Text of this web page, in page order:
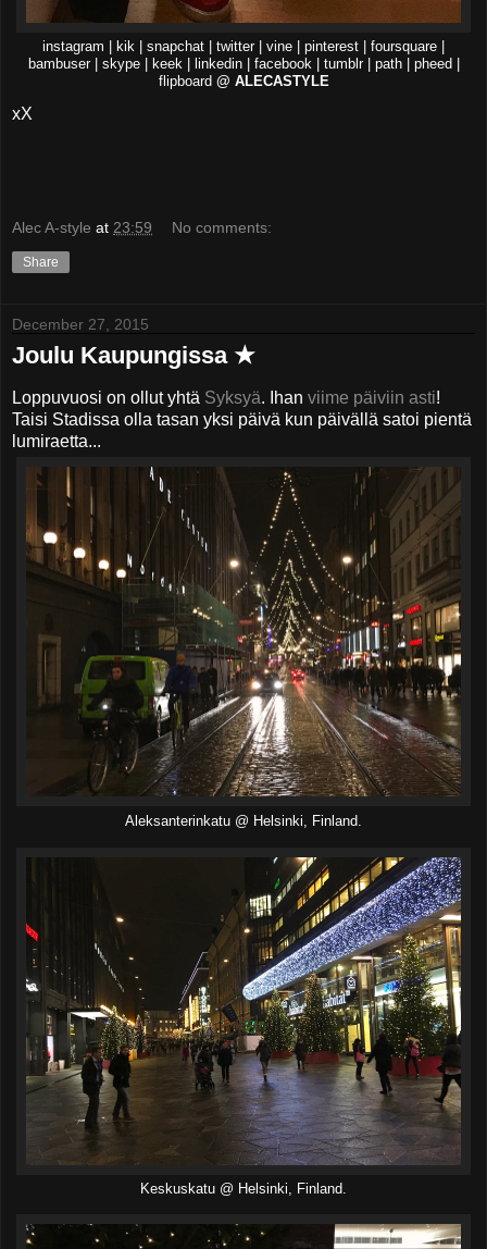
instagram | kik | snapchat | twitter | vine | pinterest | foursquare |
bambuser | skype | keek | linkedin | facebook | tumblr | path | pheed |
flipboard @ ALECASTYLE
xX
Alec A-style at 23:59 No comments:
Share
December 27, 2015
Joulu Kaupungissa ★
Loppuvuosi on ollut yhtä Syksyä. Ihan viime päiviin asti!
Taisi Stadissa olla tasan yksi päivä kun päivällä satoi pientä
lumiraetta...
Aleksanterinkatu @ Helsinki, Finland.
Keskuskatu @ Helsinki, Finland.